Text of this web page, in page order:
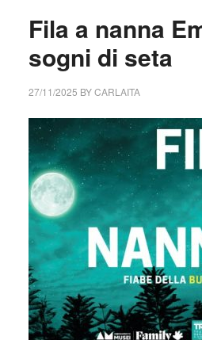
Fila a nanna
sogni di seta
27/11/2025 BYCARLAITA